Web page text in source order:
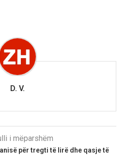
D. V.
i mëparshëm
për tregti të lirë dhe qasje të